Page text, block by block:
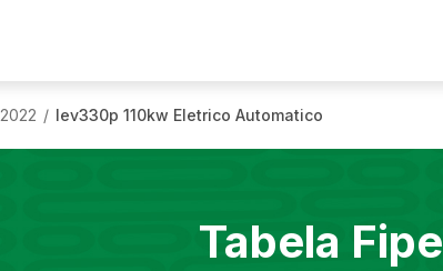
2022 / Iev330p 110kw Eletrico Automatico
Tabela Fipe